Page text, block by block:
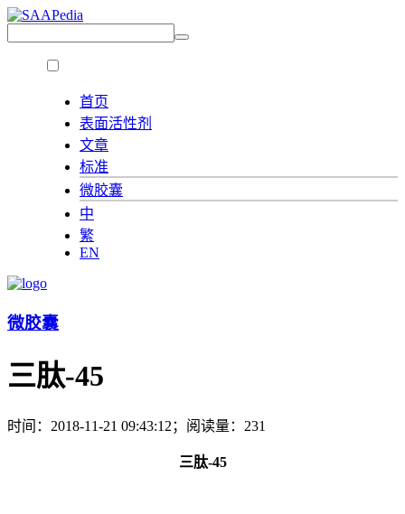
首页
表面活性剂
文章
标准
微胶囊
中
繁
EN
微胶囊
三肽-45
时间：2018-11-21 09:43:12；阅读量：231
三肽-45